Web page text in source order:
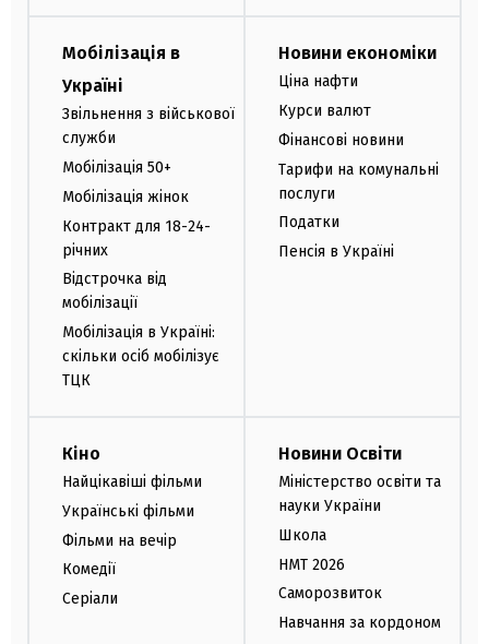
Мобілізація в
Україні
Звільнення з військової
служби
Мобілізація 50+
Мобілізація жінок
Контракт для 18-24-
річних
Відстрочка від
мобілізації
Мобілізація в Україні:
скільки осіб мобілізує
ТЦК
Новини економіки
Ціна нафти
Курси валют
Фінансові новини
Тарифи на комунальні
послуги
Податки
Пенсія в Україні
Кіно
Найцікавіші фільми
Українські фільми
Фільми на вечір
Комедії
Серіали
Новини Освіти
Міністерство освіти та
науки України
Школа
НМТ 2026
Саморозвиток
Навчання за кордоном